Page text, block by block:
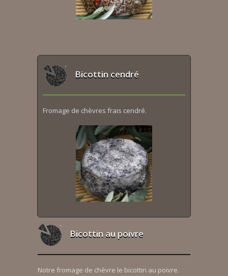
Bicottin cendré
Fromage de chèvres frais cendré.
Bicottin au poivre
Notre fromage de chèvre le bicottin au poivre.